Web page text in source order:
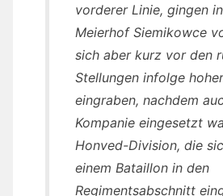
vorderer Linie, gingen
Meierhof Siemikowce
sich aber kurz vor den
Stellungen infolge
eingraben, nachdem
Kompanie eingesetzt
Honved-Division, die
einem Bataillon in den
Regimentsabschnitt